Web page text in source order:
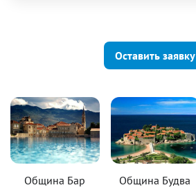
Оставить заявку
Община Бар Община Будва